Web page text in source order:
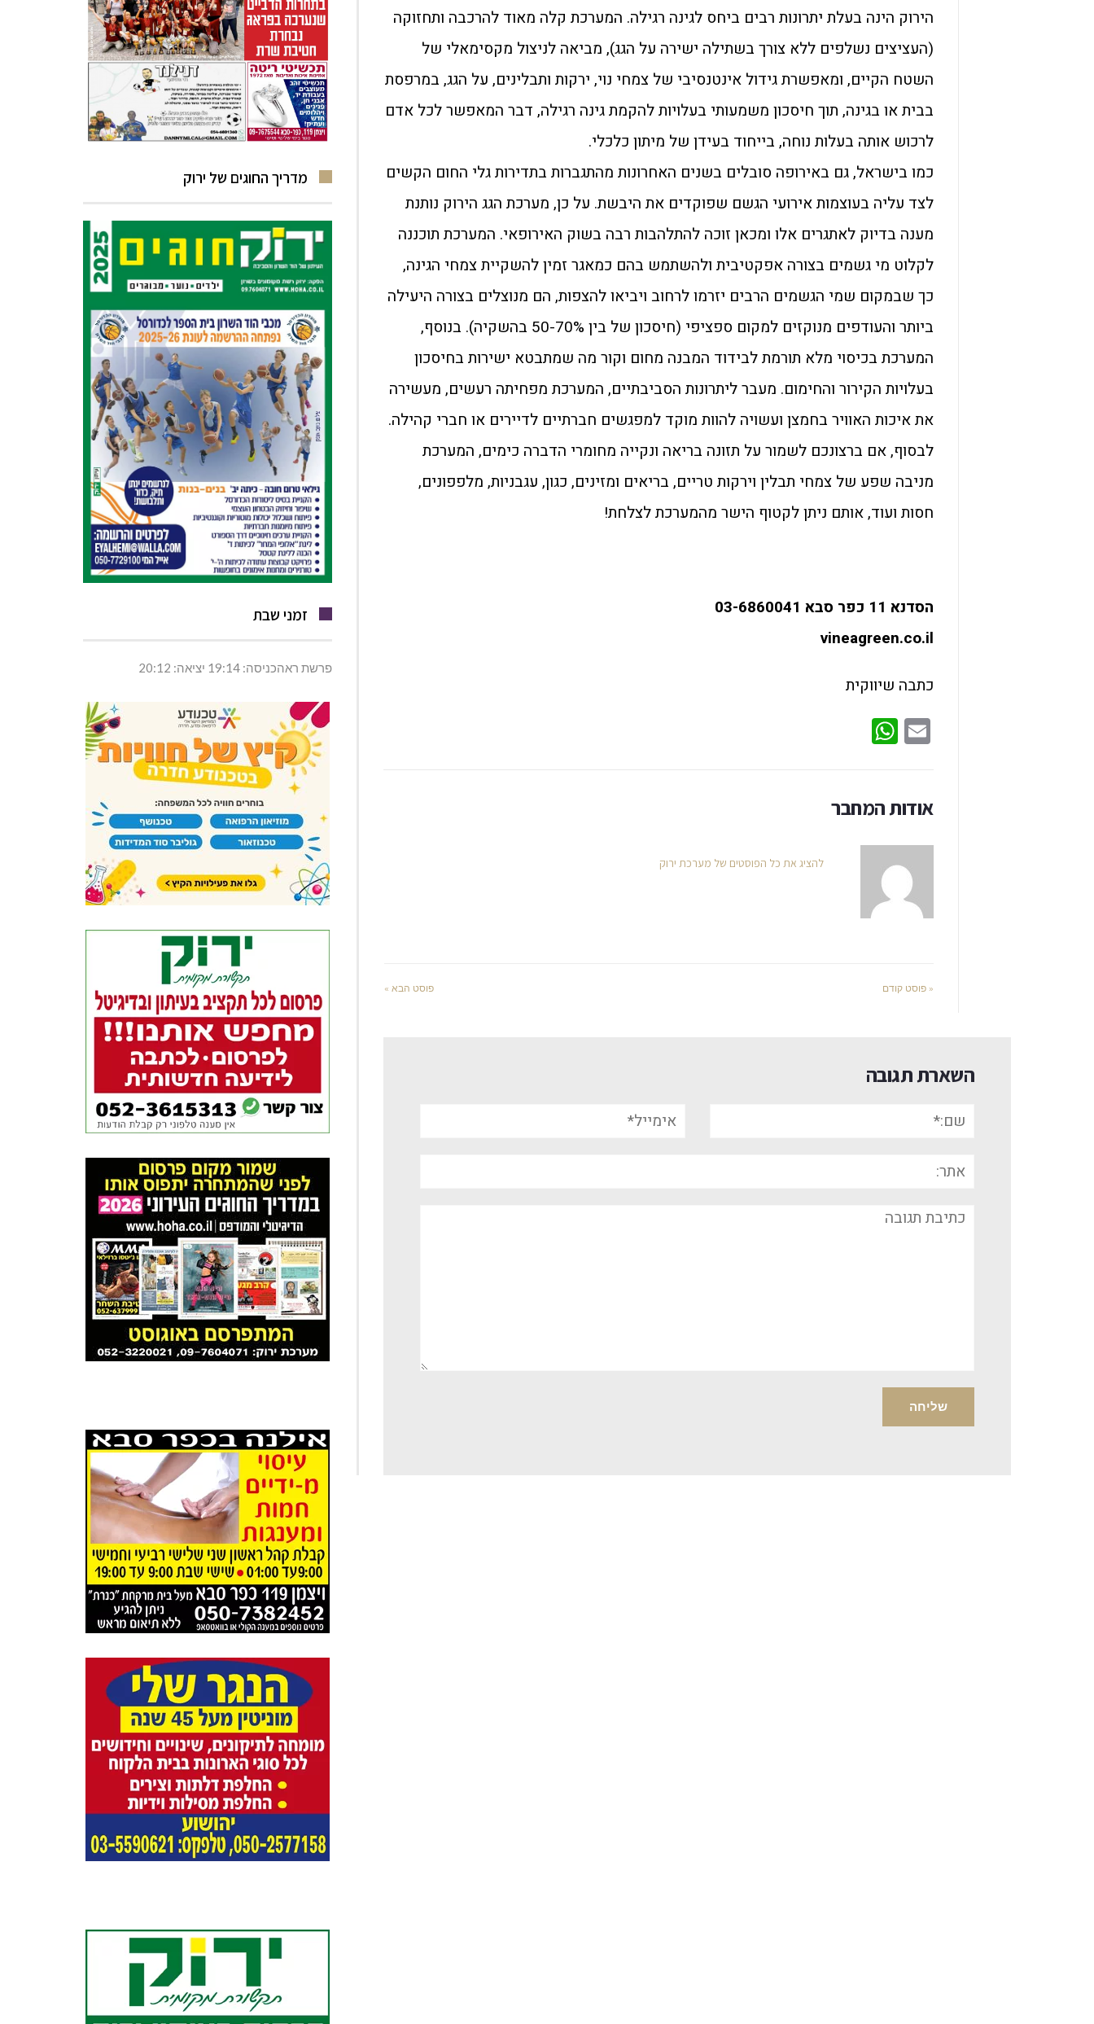
הירוק הינה בעלת יתרונות רבים ביחס לגינה רגילה. המערכת קלה מאוד להרכבה ותחזוקה
(העציצים נשלפים ללא צורך בשתילה ישירה על הגג), מביאה לניצול מקסימאלי של
השטח הקיים, ומאפשרת גידול אינטנסיבי של צמחי נוי, ירקות ותבלינים, על הגג, במרפסת
בבית או בגינה, תוך חיסכון משמעותי בעלויות להקמת גינה רגילה, דבר המאפשר לכל אדם
לרכוש אותה בעלות נוחה, בייחוד בעידן של מיתון כלכלי.
כמו בישראל, גם באירופה סובלים בשנים האחרונות מהתגברות בתדירות גלי החום הקשים
לצד עליה בעוצמות אירועי הגשם שפוקדים את היבשת. על כן, מערכת הגג הירוק נותנת
מענה בדיוק לאתגרים אלו ומכאן זוכה להתלהבות רבה בשוק האירופאי. המערכת תוכננה
לקלוט מי גשמים בצורה אפקטיבית ולהשתמש בהם כמאגר זמין להשקיית צמחי הגינה,
כך שבמקום שמי הגשמים הרבים יזרמו לרחוב ויביאו להצפות, הם מנוצלים בצורה היעילה
ביותר והעודפים מנוקזים למקום ספציפי (חיסכון של בין 50-70% בהשקיה). בנוסף,
המערכת בכיסוי מלא תורמת לבידוד המבנה מחום וקור מה שמתבטא ישירות בחיסכון
בעלויות הקירור והחימום. מעבר ליתרונות הסביבתיים, המערכת מפחיתה רעשים, מעשירה
את איכות האוויר בחמצן ועשויה להוות מוקד למפגשים חברתיים לדיירים או חברי קהילה.
לבסוף, אם ברצונכם לשמור על תזונה בריאה ונקייה מחומרי הדברה כימים, המערכת
מניבה שפע של צמחי תבלין וירקות טריים, בריאים ומזינים, כגון, עגבניות, מלפפונים,
חסות ועוד, אותם ניתן לקטוף הישר מהמערכת לצלחת!
הסדנא 11 כפר סבא 03-6860041
vineagreen.co.il
כתבה שיווקית
Email
אודות המחבר
להציג את כל הפוסטים של מערכת ירוק
« פוסט קודם פוסט הבא »
השארת תגובה
אימייל*
תגובה
מדריך החוגים של ירוק
זמני שבת
פרשת ראהכניסה: 19:14 יציאה: 20:12